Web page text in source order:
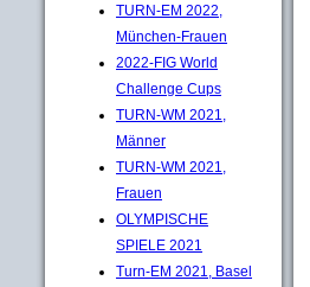
TURN-EM 2022,
München-Frauen
2022-FIG World
Challenge Cups
TURN-WM 2021,
Männer
TURN-WM 2021,
Frauen
OLYMPISCHE
SPIELE 2021
Turn-EM 2021, Basel